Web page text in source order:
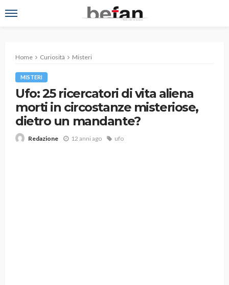
Home Curiosità Misteri
MISTERI
Ufo: 25 ricercatori di vita aliena
morti in circostanze misteriose,
dietro un mandante?
Redazione 12 anni ago ufo